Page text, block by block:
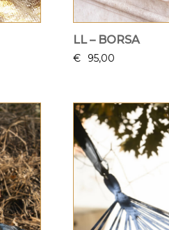
LL – BORSA
€ 95,00